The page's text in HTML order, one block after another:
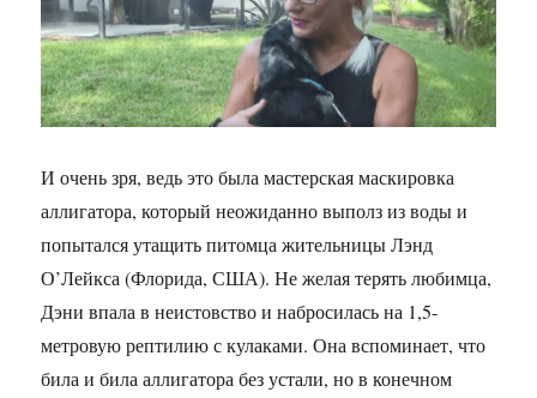
И очень зря, ведь это была мастерская маскировка
аллигатора, который неожиданно выполз из воды и
попытался утащить питомца жительницы Лэнд
О’Лейкса (Флорида, США). Не желая терять любимца,
Дэни впала в неистовство и набросилась на 1,5-
метровую рептилию с кулаками. Она вспоминает, что
била и била аллигатора без устали, но в конечном